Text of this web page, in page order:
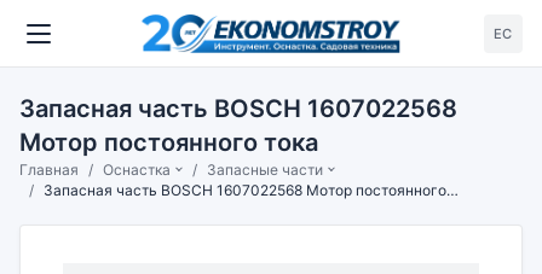
ЕС
Запасная часть BOSCH 1607022568
Мотор постоянного тока
Главная Оснастка
Запасные части
Запасная часть BOSCH 1607022568 Мотор постоянного тока